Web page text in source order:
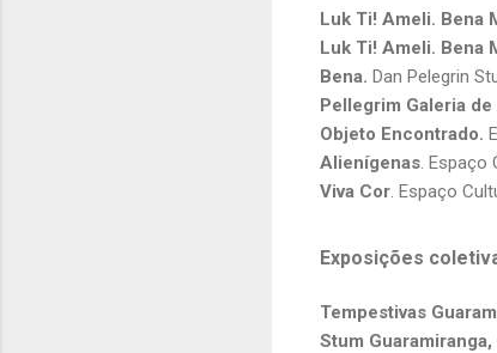
Luk Ti! Ameli. Bena
Luk Ti! Ameli. Bena
Bena. Dan Pelegrin
Pellegrim Galeria de
Objeto Encontrado.
Alienígenas .
Viva Cor . Espaço
Exposições
Tempestivas
Stum Guaramiranga,